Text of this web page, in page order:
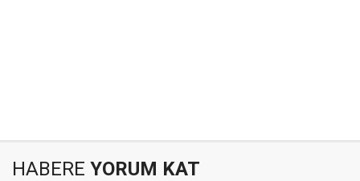
HABERE YORUM KAT